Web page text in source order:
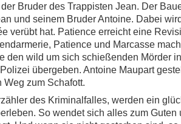
Bruder des Trappisten Jean. Der
und seinem Bruder Antoine. Dabei
verübt hat. Patience erreicht eine
Patience und Marcasse
den wild um sich schießenden Mörder
übergeben. Antoine Maupart
zum Schafott.
des Kriminalfalles, werden ein
So wendet sich alles zum Guten